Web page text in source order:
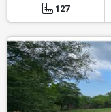
127